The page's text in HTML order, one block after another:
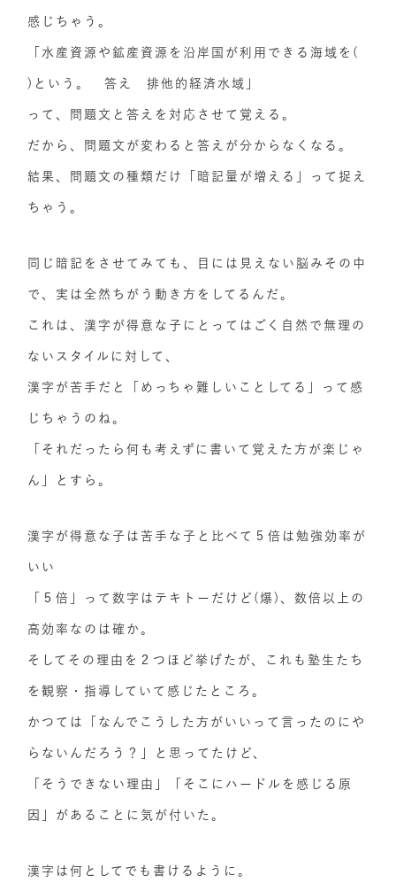
感じちゃう。
「水産資源や鉱産資源を沿岸国が利用できる海域を(
)という。 答え 排他的経済水域」
って、問題文と答えを対応させて覚える。
だから、問題文が変わると答えが分からなくなる。
結果、問題文の種類だけ「暗記量が増える」って捉え
ちゃう。
同じ暗記をさせてみても、目には見えない脳みその中
で、実は全然ちがう動き方をしてるんだ。
これは、漢字が得意な子にとってはごく自然で無理の
ないスタイルに対して、
漢字が苦手だと「めっちゃ難しいことしてる」って感
じちゃうのね。
「それだったら何も考えずに書いて覚えた方が楽じゃ
ん」とすら。
漢字が得意な子は苦手な子と比べて５倍は勉強効率が
いい
「５倍」って数字はテキトーだけど(爆)、数倍以上の
高効率なのは確か。
そしてその理由を２つほど挙げたが、これも塾生たち
を観察・指導していて感じたところ。
かつては「なんでこうした方がいいって言ったのにや
らないんだろう？」と思ってたけど、
「そうできない理由」「そこにハードルを感じる原
因」があることに気が付いた。
漢字は何としてでも書けるように。